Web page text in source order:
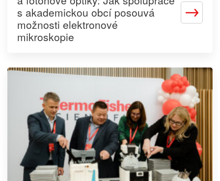
s akademickou obcí posouvá
možnosti elektronové
mikroskopie
Zjistit
více